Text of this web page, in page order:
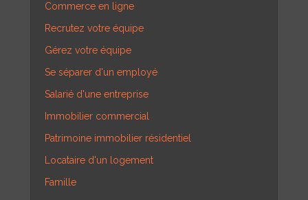
Commerce en ligne
Recrutez votre équipe
Gérez votre équipe
Se séparer d'un employé
Salarié d'une entreprise
Immobilier commercial
Patrimoine immobilier résidentiel
Locataire d'un logement
Famille